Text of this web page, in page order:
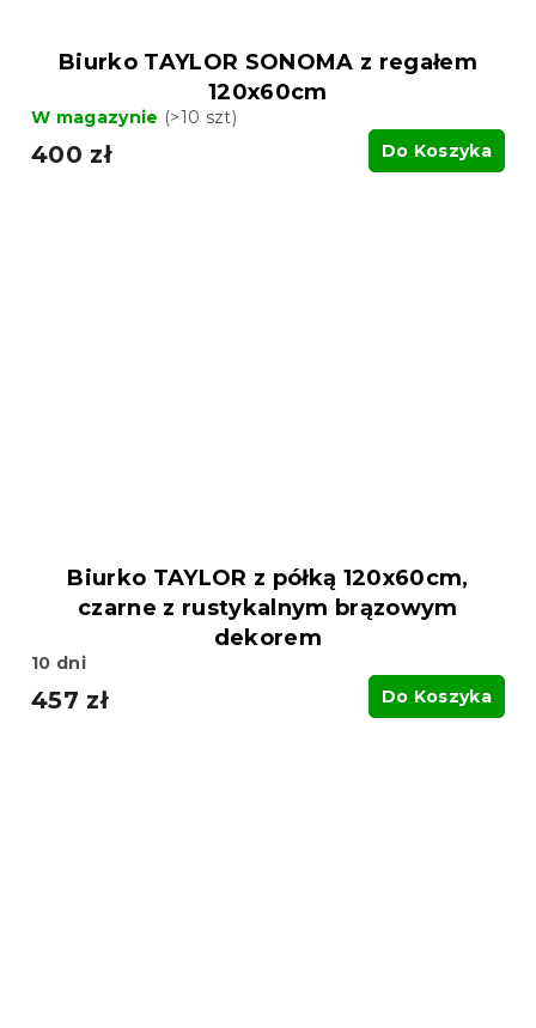
Biurko TAYLOR SONOMA z regałem
120x60cm
W magazynie (>10 szt)
400 zł Do Koszyka
Biurko TAYLOR z półką 120x60cm,
czarne z rustykalnym brązowym
dekorem
10 dni
457 zł Do Koszyka